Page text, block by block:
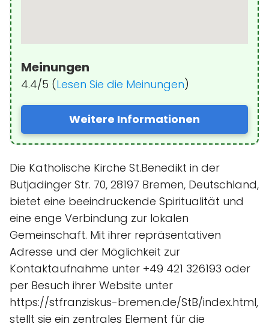
Meinungen
4.4/5 (Lesen Sie die Meinungen)
Weitere Informationen
Die Katholische Kirche St.Benedikt in der
Butjadinger Str. 70, 28197 Bremen, Deutschland,
bietet eine beeindruckende Spiritualität und
eine enge Verbindung zur lokalen
Gemeinschaft. Mit ihrer repräsentativen
Adresse und der Möglichkeit zur
Kontaktaufnahme unter +49 421 326193 oder
per Besuch ihrer Website unter
https://stfranziskus-bremen.de/StB/index.html,
stellt sie ein zentrales Element für die